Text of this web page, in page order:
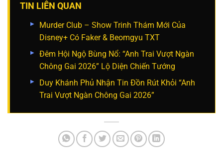
TIN LIÊN QUAN
Murder Club – Show Trinh Thám Mới Của
Disney+ Có Faker & Beomgyu TXT
Đêm Hội Ngộ Bùng Nổ: “Anh Trai Vượt Ngàn
Chông Gai 2026” Lộ Diện Chiến Tướng
Duy Khánh Phủ Nhận Tin Đồn Rút Khỏi “Anh
Trai Vượt Ngàn Chông Gai 2026”